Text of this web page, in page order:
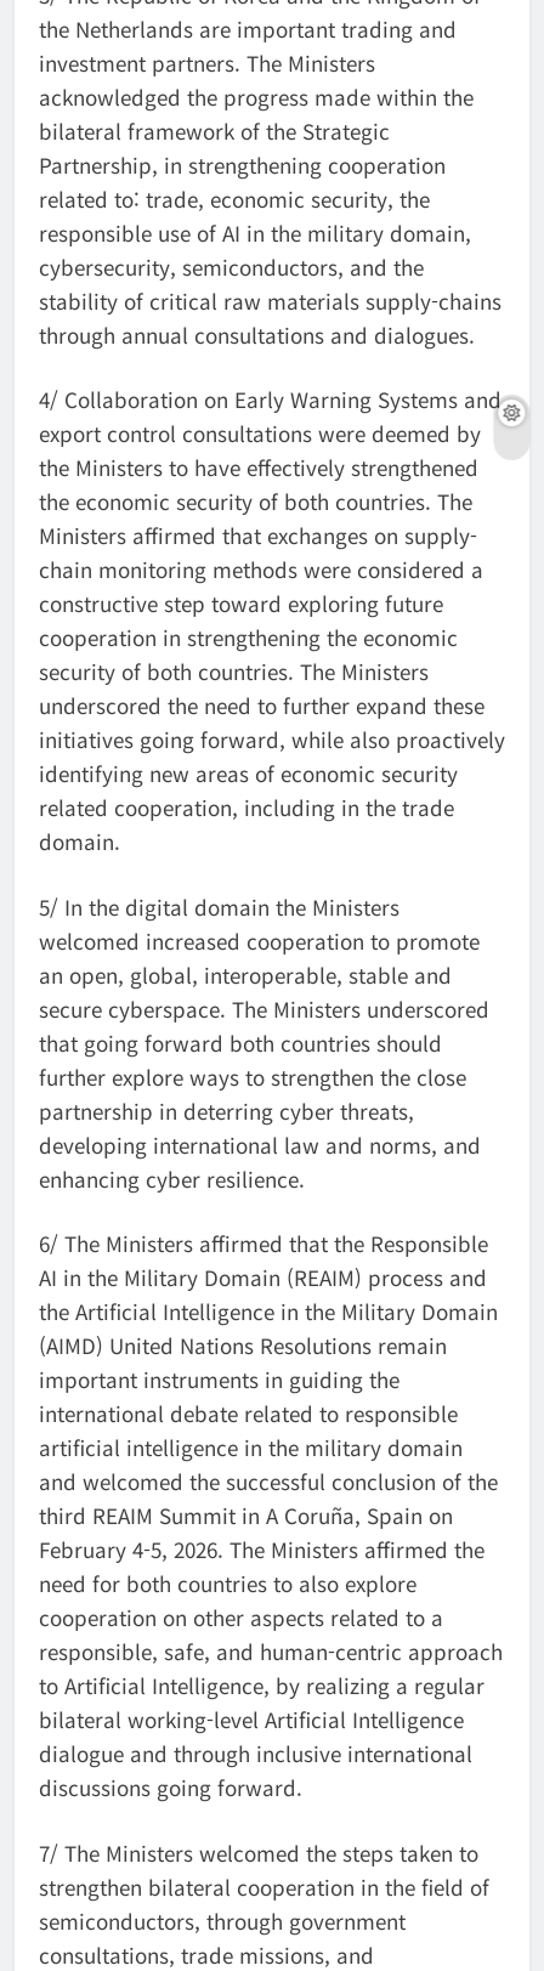
the Netherlands are important trading and
investment partners. The Ministers
acknowledged the progress made within the
bilateral framework of the Strategic
Partnership, in strengthening cooperation
related to: trade, economic security, the
responsible use of AI in the military domain,
cybersecurity, semiconductors, and the
stability of critical raw materials supply-chains
through annual consultations and dialogues.
4/ Collaboration on Early Warning Systems and
export control consultations were deemed by
the Ministers to have effectively strengthened
the economic security of both countries. The
Ministers affirmed that exchanges on supply-
chain monitoring methods were considered a
constructive step toward exploring future
cooperation in strengthening the economic
security of both countries. The Ministers
underscored the need to further expand these
initiatives going forward, while also proactively
identifying new areas of economic security
related cooperation, including in the trade
domain.
5/ In the digital domain the Ministers
welcomed increased cooperation to promote
an open, global, interoperable, stable and
secure cyberspace. The Ministers underscored
that going forward both countries should
further explore ways to strengthen the close
partnership in deterring cyber threats,
developing international law and norms, and
enhancing cyber resilience.
6/ The Ministers affirmed that the Responsible
AI in the Military Domain (REAIM) process and
the Artificial Intelligence in the Military Domain
(AIMD) United Nations Resolutions remain
important instruments in guiding the
international debate related to responsible
artificial intelligence in the military domain
and welcomed the successful conclusion of the
third REAIM Summit in A Coruña, Spain on
February 4-5, 2026. The Ministers affirmed the
need for both countries to also explore
cooperation on other aspects related to a
responsible, safe, and human-centric approach
to Artificial Intelligence, by realizing a regular
bilateral working-level Artificial Intelligence
dialogue and through inclusive international
discussions going forward.
7/ The Ministers welcomed the steps taken to
strengthen bilateral cooperation in the field of
semiconductors, through government
consultations, trade missions, and